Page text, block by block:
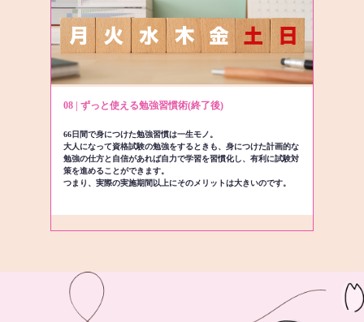
08 | ずっと使える勉強習慣術(終了後)
66日間で身につけた勉強習慣は一生モノ。
大人になって資格試験の勉強をするときも、身につけた計画的な
勉強の仕方と自信があれば自力で学習を習慣化し、有利に試験対
策を進めることができます。
つまり、実際の実施期間以上にそのメリットは大きいのです。